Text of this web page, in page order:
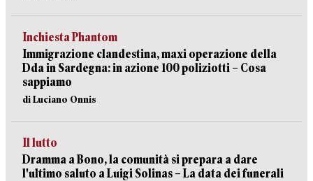
Inchiesta Phantom
Immigrazione clandestina, maxi operazione della
Dda in Sardegna: in azione 100 poliziotti – Cosa
sappiamo
di Luciano Onnis
Il lutto
Dramma a Bono, la comunità si prepara a dare
l'ultimo saluto a Luigi Solinas – La data dei funerali